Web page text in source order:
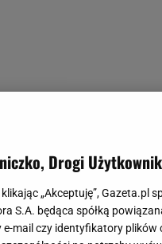
Drogi
„Akceptuję”, Gazeta.pl
S.A. będąca spółką
e-mail czy identyfikatory